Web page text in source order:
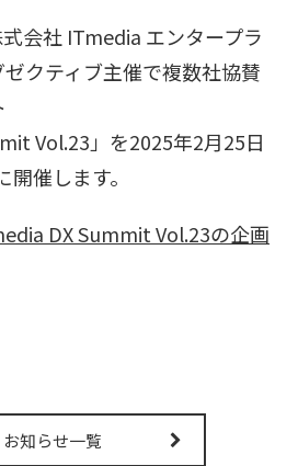
ナー情報/ブログ
売パートナー募集
会社 ITmedia エンタープラ
クティブ主催で複数社協賛
Vol.23」を2025年2月25日
催します。
DX Summit Vol.23の企画
お知らせ一覧